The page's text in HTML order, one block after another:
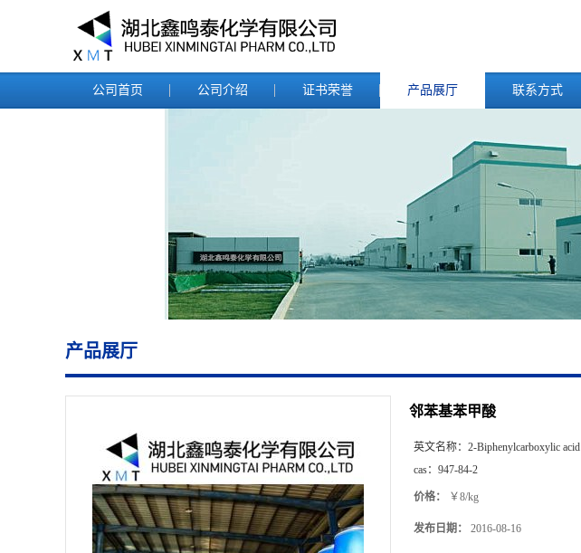
公司首页 公司介绍 证书荣誉 产品展厅 联系方式
产品展厅
邻苯基苯甲酸
英文名称： 2-Biphenylcarboxylic acid
cas： 947-84-2
价格： ￥8/kg
发布日期： 2016-08-16